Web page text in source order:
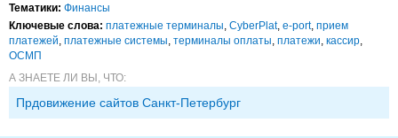
Тематики: Финансы
Ключевые слова: платежные терминалы CyberPlat, e-port, прием
платежей платежные системы терминалы оплаты платежи кассир
ОСМП
А ЗНАЕТЕ ЛИ ВЫ, ЧТО:
Прдовижение сайтов Санкт-Петербург